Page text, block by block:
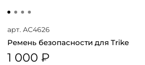
арт. AC4626
Ремень безопасности для Trike
1 000 ₽